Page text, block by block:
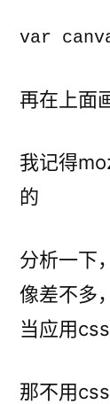
再在上面
我记得
的
分析一下
像差不多
当应用
那不用